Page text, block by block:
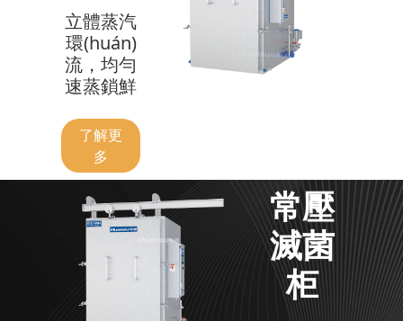
立體蒸汽
環(huán)
流，均勻
速蒸鎖鮮
了解更
多
常壓
滅菌
柜